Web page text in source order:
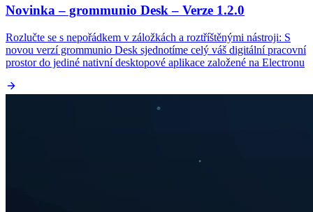
Novinka – grommunio Desk – Verze 1.2.0
Rozlučte se s nepořádkem v záložkách a roztříštěnými nástroji: S
novou verzí grommunio Desk sjednotíme celý váš digitální pracovní
prostor do jediné nativní desktopové aplikace založené na Electronu